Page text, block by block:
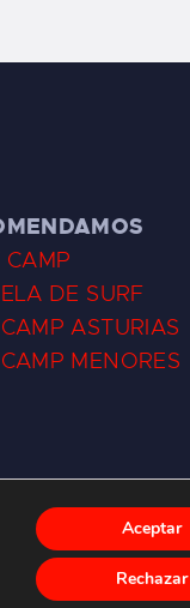
CAMP
DE SURF
ASTURIAS
MENORES
Aceptar
Rechazar